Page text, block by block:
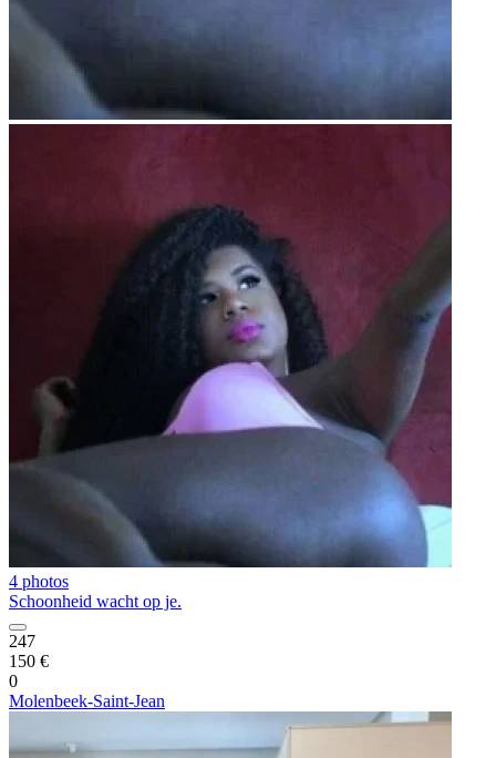
4 photos
Schoonheid wacht op je.
247
150 €
0
Molenbeek-Saint-Jean